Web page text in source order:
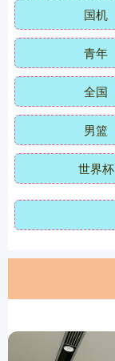
国机
青年
全国
男篮
世界杯